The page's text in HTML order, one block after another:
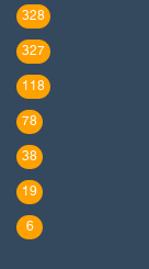
328
327
118
78
38
19
6